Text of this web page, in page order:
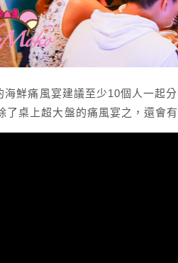
海鮮痛風宴建議至少10個人一起
了桌上超大盤的痛風宴之，還會